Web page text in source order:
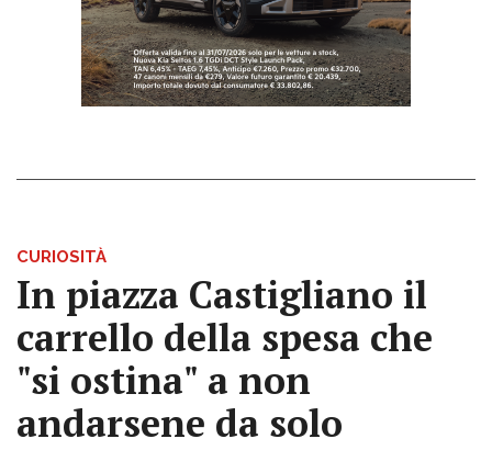
CURIOSITÀ
In piazza Castigliano il
carrello della spesa che
"si ostina" a non
andarsene da solo